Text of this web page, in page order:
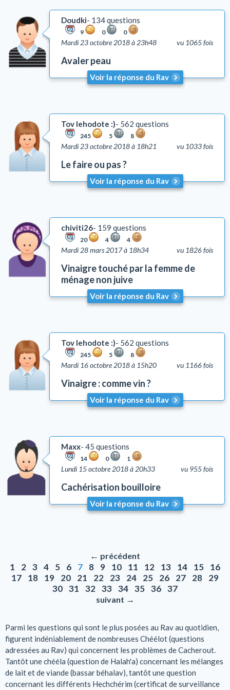
Doudki 134 questions
9 0 0
vu 1065 fois
Mardi 23 octobre 2018 à 23h48
Avaler peau
Voir la réponse du Rav
Tov lehodote :) 562 questions
245 5 8
vu 1033 fois
Mardi 23 octobre 2018 à 18h21
Le faire ou pas ?
Voir la réponse du Rav
chiviti26 159 questions
20 4 4
vu 1826 fois
Mardi 28 mars 2017 à 18h34
Vinaigre touché par la femme de
ménage non juive
Voir la réponse du Rav
Tov lehodote :) 562 questions
245 5 8
vu 1166 fois
Mardi 16 octobre 2018 à 15h20
Vinaigre : comme vin ?
Voir la réponse du Rav
Maxx 45 questions
14 0 1
vu 955 fois
Lundi 15 octobre 2018 à 20h33
Cachérisation bouilloire
Voir la réponse du Rav
← précédent
1 2 3 4 5 6 7 8 9 10 11 12 13 14 15
16
17
18 19 20 21 22 23 24 25 26 27 28
29
30 31 32 33 34 35 36 37
suivant →
Parmi les questions qui sont le plus posées au Rav au quotidien,
figurent indéniablement de nombreuses Chéélot (questions
adressées au Rav) qui concernent les problèmes de Cacherout.
Tantôt une chééla (question de Halah'a) concernant les mélanges
de lait et de viande (bassar béhalav), tantôt une question
concernant les différents Hechchérim (certificat de surveillance